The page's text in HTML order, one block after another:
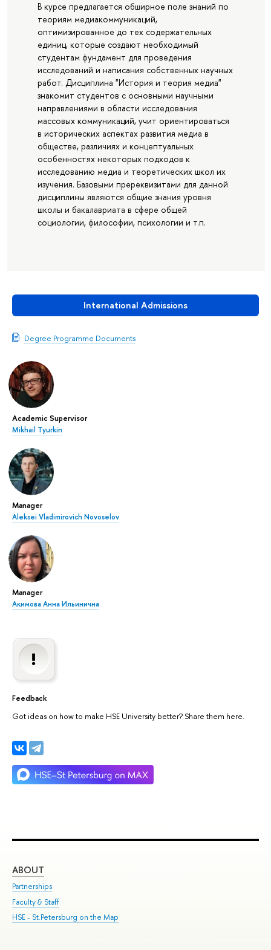
International Admissions
Degree Programme Documents
Academic Supervisor
Mikhail Tyurkin
Manager
Aleksei Vladimirovich Novoselov
Manager
Акимова Анна Ильинична
Feedback
Got ideas on how to make HSE University better? Share them here.
В курсе предлагается обширное поле знаний по
теориям медиакоммуникаций,
оптимизированное до тех содержательных
единиц, которые создают необходимый
студентам фундамент для проведения
исследований и написания собственных научных
работ. Дисциплина "История и теория медиа"
знакомит студентов с основными научными
направлениями в области исследования
массовых коммуникаций, учит ориентироваться
в исторических аспектах развития медиа в
обществе, различиях и концептуальных
особенностях некоторых подходов к
исследованию медиа и теоретических школ их
изучения. Базовыми пререквизитами для данной
дисциплины являются общие знания уровня
школы и бакалавриата в сфере общей
социологии, философии, психологии и т.п.
ABOUT
Partnerships
Faculty & Staff
HSE - St.Petersburg on the Map